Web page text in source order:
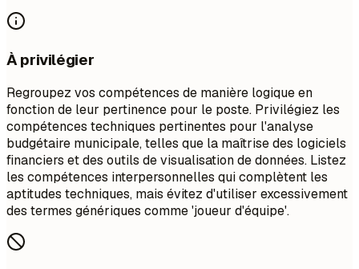
À privilégier
Regroupez vos compétences de manière logique en
fonction de leur pertinence pour le poste. Privilégiez les
compétences techniques pertinentes pour l'analyse
budgétaire municipale, telles que la maîtrise des logiciels
financiers et des outils de visualisation de données. Listez
les compétences interpersonnelles qui complètent les
aptitudes techniques, mais évitez d'utiliser excessivement
des termes génériques comme 'joueur d'équipe'.